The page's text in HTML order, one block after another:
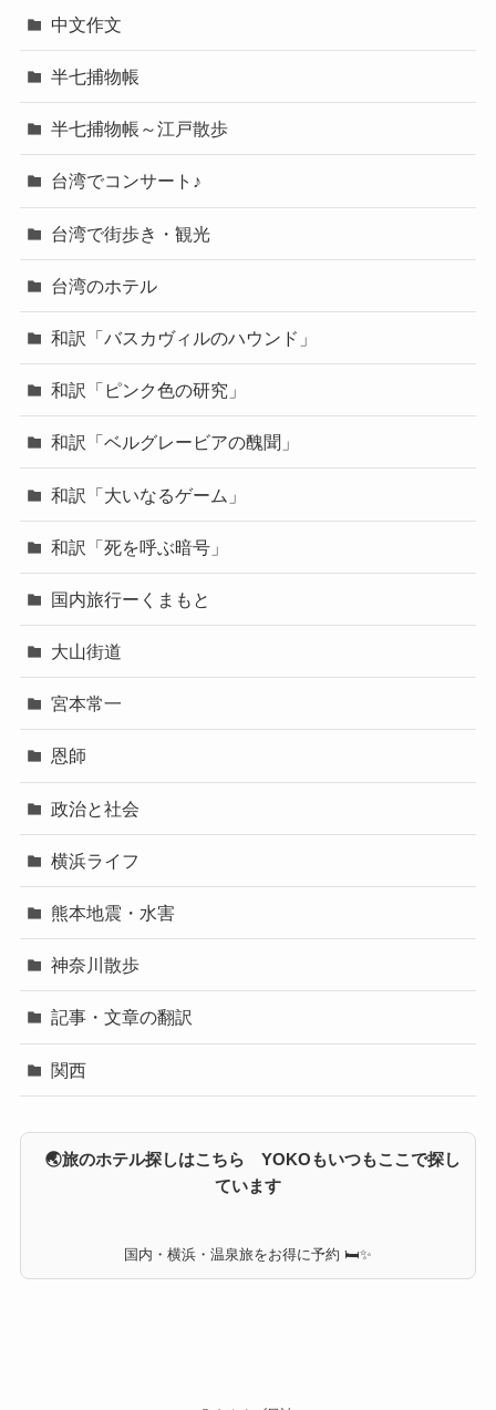
中文作文
半七捕物帳
半七捕物帳～江戸散歩
台湾でコンサート♪
台湾で街歩き・観光
台湾のホテル
和訳「バスカヴィルのハウンド」
和訳「ピンク色の研究」
和訳「ベルグレービアの醜聞」
和訳「大いなるゲーム」
和訳「死を呼ぶ暗号」
国内旅行ーくまもと
大山街道
宮本常一
恩師
政治と社会
横浜ライフ
熊本地震・水害
神奈川散歩
記事・文章の翻訳
関西
🌏旅のホテル探しはこちら YOKOもいつもここで探し
ています